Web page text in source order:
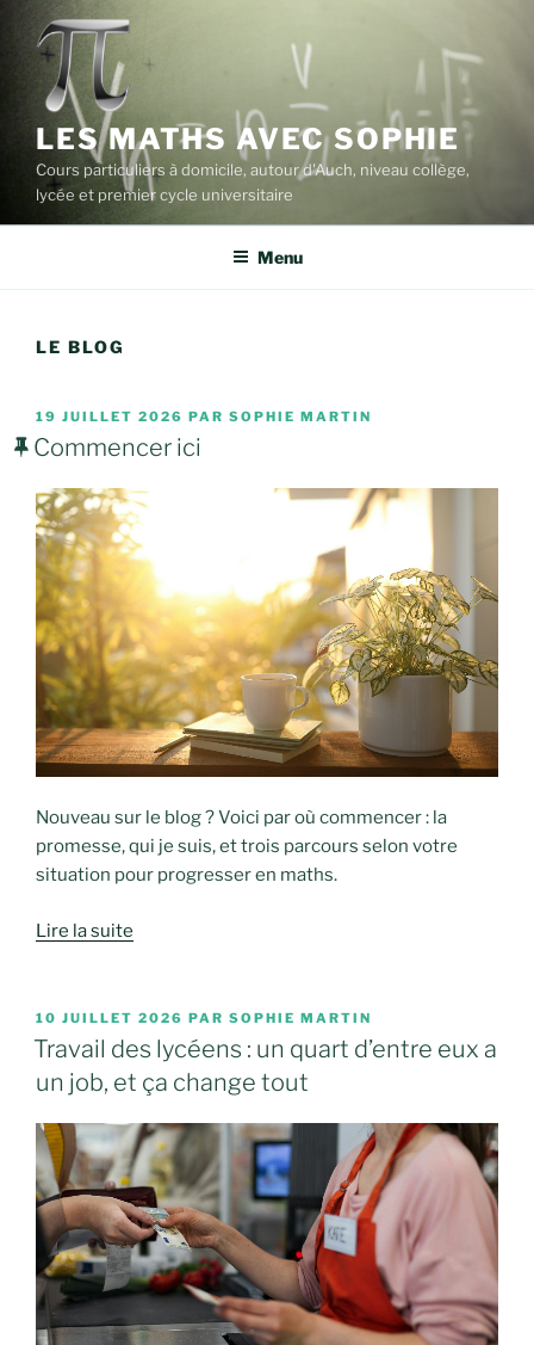
contenu
principal
LES MATHS AVEC SOPHIE
Cours particuliers à domicile, autour d'Auch, niveau collège,
lycée et premier cycle universitaire
Menu
LE BLOG
PUBLIÉ
LE
19 JUILLET 2026 PAR SOPHIE MARTIN
Commencer ici
Nouveau sur le blog ? Voici par où commencer : la
promesse, qui je suis, et trois parcours selon votre
situation pour progresser en maths.
Lire la suite
PUBLIÉ
LE
10 JUILLET 2026 PAR SOPHIE MARTIN
Travail des lycéens : un quart d’entre eux a
un job, et ça change tout